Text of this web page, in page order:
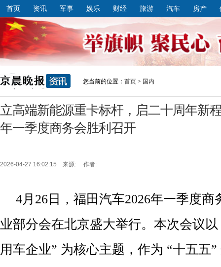
首页 资讯 军事 娱乐 财经 旅游 汽车 房产
您当前的位置： 首页 > 国内
立高端新能源重卡标杆，启二十周年新
年一季度商务会胜利召开
2026-04-27 16:02:15 来源: 作者:
4月26日，福田汽车2026年一季度
业部分会在北京盛大举行。本次会议
用车企业” 为核心主题，作为 “十五五